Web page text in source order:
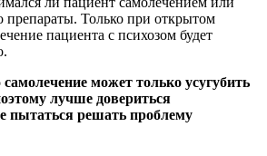
препараты. Только при открытом
пациента с психозом будет
может только усугубить
лучше довериться
пытаться решать проблему